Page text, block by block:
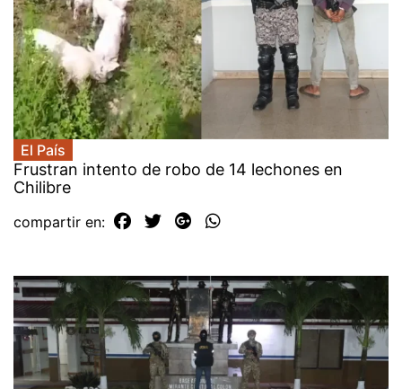
El País
Frustran intento de robo de 14 lechones en
Chilibre
compartir en: